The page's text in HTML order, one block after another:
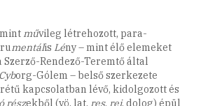
művileg létrehozott, para-
mentális Lény – mint élő elemeket
Szerző-Rendező-Teremtő által
Cyborg-Gólem – belső szerkezete
kapcsolatban lévő, kidolgozott és
részekből (vö. lat. res, rei, dolog) épül